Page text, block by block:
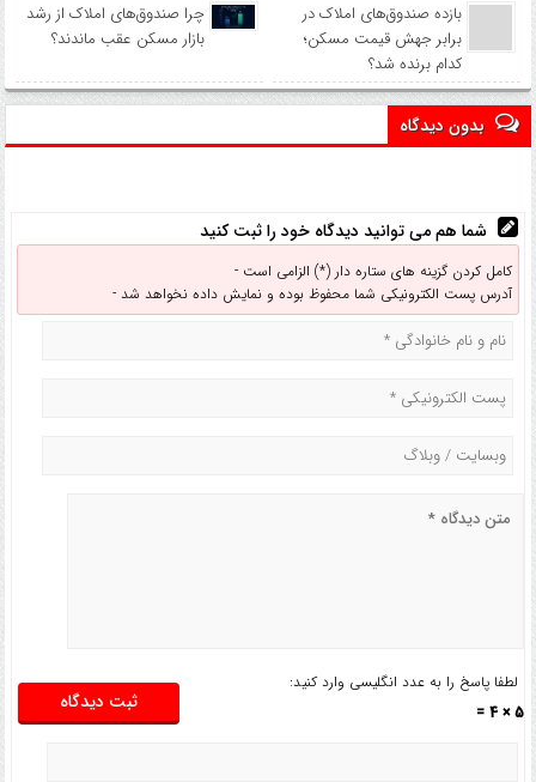
بازده صندوق‌های املاک در
برابر جهش قیمت مسکن؛
کدام برنده شد؟
چرا صندوق‌های املاک از رشد
بازار مسکن عقب ماندند؟
بدون دیدگاه
شما هم می توانید دیدگاه خود را ثبت کنید
کامل کردن گزینه های ستاره دار (*) الزامی است -
آدرس پست الکترونیکی شما محفوظ بوده و نمایش داده نخواهد شد -
لطفا پاسخ را به عدد انگلیسی وارد کنید:
5 × 4 =